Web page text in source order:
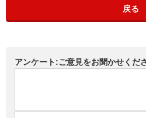
戻る
アンケート:ご意見をお聞かせくだ